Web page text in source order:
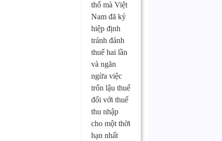
thổ mà Việt
Nam đã ký
hiệp định
tránh đánh
thuế hai lần
và ngăn
ngừa việc
trốn lậu thuế
đối với thuế
thu nhập
cho một thời
hạn nhất